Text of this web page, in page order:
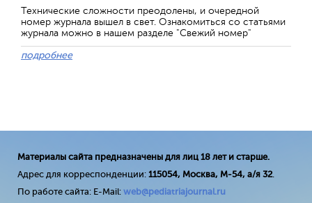
Технические сложности преодолены, и очередной
номер журнала вышел в свет. Ознакомиться со статьями
журнала можно в нашем разделе "Свежий номер"
подробнее
Материалы сайта предназначены для лиц 18 лет и старше.
Адрес для корреспонденции: 115054, Москва, М-54, а/я 32.
По работе сайта: E-Mail: web@pediatriajournal.ru